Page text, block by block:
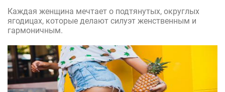
Каждая женщина мечтает о подтянутых, округлых
ягодицах, которые делают силуэт женственным и
гармоничным.